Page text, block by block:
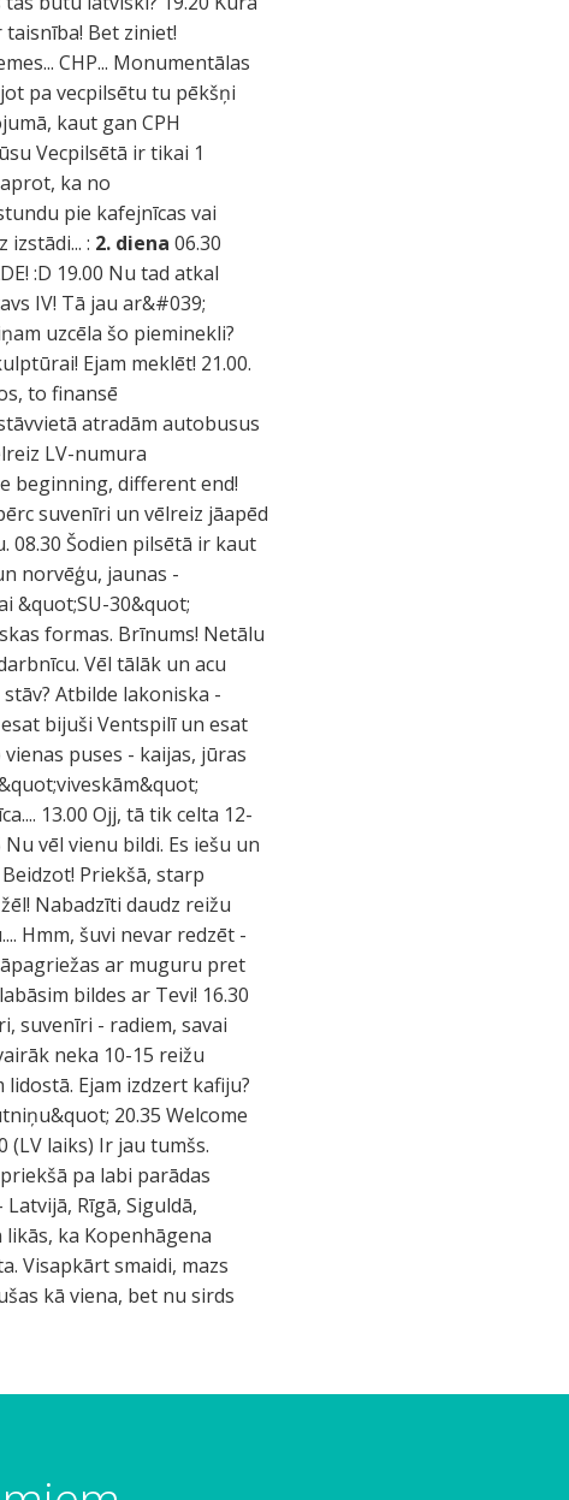
taisnība! Bet ziniet!
CHP... Monumentālas
pa vecpilsētu tu pēkšņi
kaut gan CPH
Vecpilsētā ir tikai 1
ka no
pie kafejnīcas vai
: 2. diena 06.30
:D 19.00 Nu tad atkal
IV! Tā jau ar&#039;
uzcēla šo pieminekli?
Ejam meklēt! 21.00.
to finansē
atradām autobusus
LV-numura
beginning, different end!
suvenīri un vēlreiz jāapēd
08.30 Šodien pilsētā ir kaut
norvēģu, jaunas -
&quot;SU-30&quot;
formas. Brīnums! Netālu
Vēl tālāk un acu
Atbilde lakoniska -
bijuši Ventspilī un esat
puses - kaijas, jūras
13.00 Ojj, tā tik celta 12-
vēl vienu bildi. Es iešu un
Priekšā, starp
Nabadzīti daudz reižu
Hmm, šuvi nevar redzēt -
ar muguru pret
bildes ar Tevi! 16.30
suvenīri - radiem, savai
neka 10-15 reižu
lidostā. Ejam izdzert kafiju?
20.35 Welcome
(LV laiks) Ir jau tumšs.
pa labi parādas
Rīgā, Siguldā,
likās, ka Kopenhāgena
Visapkārt smaidi, mazs
kā viena, bet nu sirds